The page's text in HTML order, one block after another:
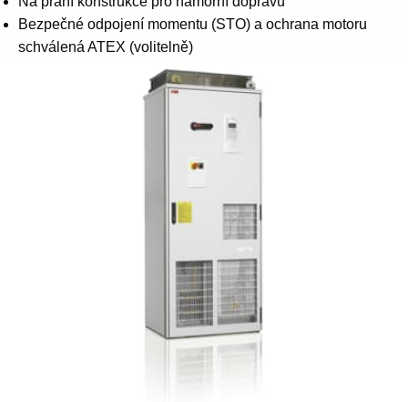
Bezpečné odpojení momentu (STO) a ochrana motoru
schválená ATEX (volitelně)